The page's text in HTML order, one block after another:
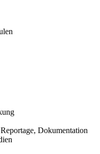
Dokumentation